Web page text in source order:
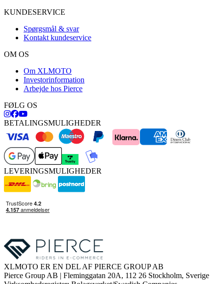
KUNDESERVICE
Spørgsmål & svar
Kontakt kundeservice
OM OS
Om XLMOTO
Investorinformation
Arbejde hos Pierce
FØLG OS
BETALINGSMULIGHEDER
LEVERINGSMULIGHEDER
XLMOTO ER EN DEL AF PIERCE GROUP AB
Pierce Group AB | Fleminggatan 20A, 112 26 Stockholm, Sverige